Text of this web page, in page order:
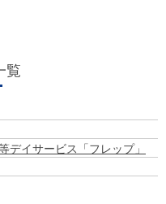
覧
デイサービス「フレップ」